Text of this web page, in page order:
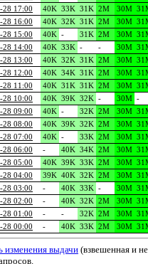
28 17:00
40K 33K 31K 2M 30M
28 16:00
40K 32K 31K 2M 30M
28 15:00
40K - 31K 2M 30M
28 14:00
40K 33K - - 30M
28 13:00
40K 32K 31K 2M 30M
28 12:00
40K 34K 31K 2M 30M
28 11:00
40K 31K 31K 2M 30M
28 10:00
40K 39K 32K - 30M -
28 09:00
40K - 32K 2M 30M
28 08:00
40K 39K 32K 2M 30M
28 07:00
40K - 33K 2M 30M
28 06:00
- 40K 34K 2M 30M
28 05:00
40K 39K 33K 2M 30M
28 04:00
39K 40K 32K 2M 30M
28 03:00
- 40K 33K - 30M
28 02:00
- 40K 32K 2M 30M
28 01:00
- - 32K 2M 30M
28 00:00
- 40K 33K 2M 30M
изменения выдачи (взвешенная и